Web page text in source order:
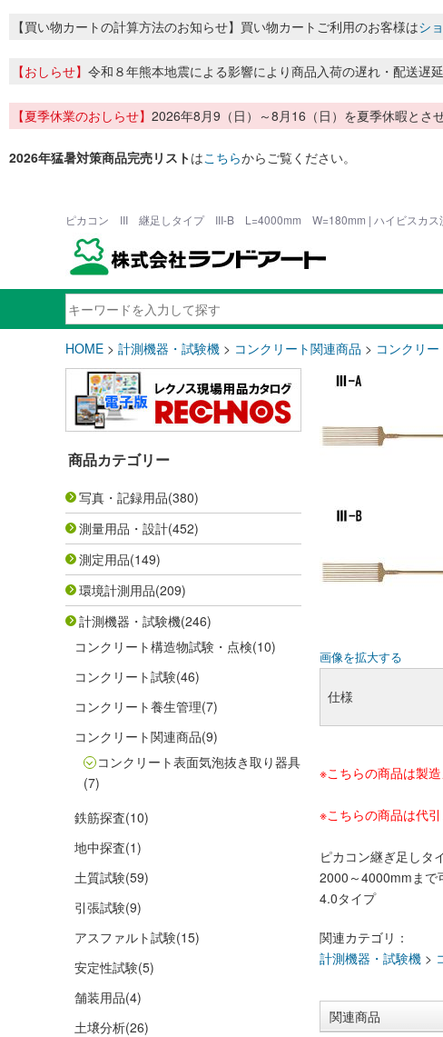
【買い物カートの計算方法のお知らせ】買い物カートご利用のお客様はシ
【おしらせ】 令和８年熊本地震による影響により商品入荷の遅れ・配送遅
【夏季休業のおしらせ】 2026年8月9（日）～8月16（日）を夏季休暇とさ
2026年猛暑対策商品完売リストはこちらからご覧ください。
ピカコン III 継足しタイプ III-B L=4000mm W=180mm | ハイビスカス
HOME > 計測機器・試験機 > コンクリート関連商品 > コンクリ
商品カテゴリー
写真・記録用品(380)
測量用品・設計(452)
測定用品(149)
環境計測用品(209)
計測機器・試験機(246)
コンクリート構造物試験・点検(10)
コンクリート試験(46)
コンクリート養生管理(7)
コンクリート関連商品(9)
コンクリート表面気泡抜き取り器具
(7)
鉄筋探査(10)
地中探査(1)
土質試験(59)
引張試験(9)
アスファルト試験(15)
安定性試験(5)
舗装用品(4)
土壌分析(26)
画像を拡大する
仕様
※こちらの商品は製
※こちらの商品は代引
ピカコン継ぎ足しタ
2000～4000mmまで
4.0タイプ
関連カテゴリ：
計測機器・試験機 >
関連商品